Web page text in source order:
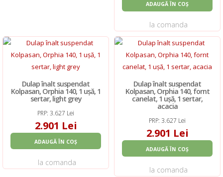
ADAUGĂ ÎN COȘ
la comanda
Dulap înalt suspendat
Kolpasan, Orphia 140, 1 ușă, 1
sertar, light grey
PRP: 3.627 Lei
2.901 Lei
ADAUGĂ ÎN COȘ
la comanda
Dulap înalt suspendat
Kolpasan, Orphia 140, fornt
canelat, 1 ușă, 1 sertar,
acacia
PRP: 3.627 Lei
2.901 Lei
ADAUGĂ ÎN COȘ
la comanda